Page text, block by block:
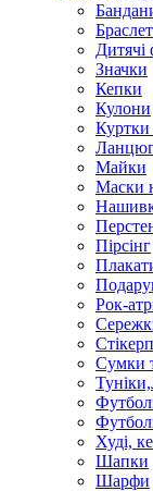
Дитячі
Значки
Кепки
Кулони
Куртки
Майки
Маски
Пірсінг
Рок-
Сумки
Худі,
Шапки
Шарфи